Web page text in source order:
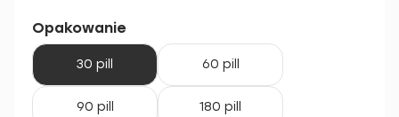
Opakowanie
30 pill 60 pill
90 pill 180 pill